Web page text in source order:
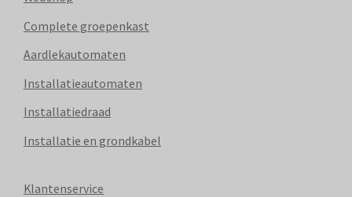
Complete groepenkast
Aardlekautomaten
Installatieautomaten
Installatiedraad
Installatie en grondkabel
Klantenservice